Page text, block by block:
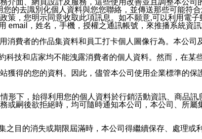
的去識別化個人資料與您您聯絡，並傳送那些可能符
，您明示同意收取此項訊息。如不願意,可以利用電子
email，姓名，手機，授權之通訊帳號，來推播系統資
費者的作品集資料和員工打卡個人圖像行為。本公司
技和店家均不能洩露消費者的個人資料。然而，在某
得的您的資料。因此，儘管本公司使用企業標準的
下，始得利用您的個人資料於行銷活動資訊、商品訊
嗣後欲拒絕時，均可隨時通知本公司，本公司、所
目的消失或期限屆滿時，本公司得繼續保存、處理或